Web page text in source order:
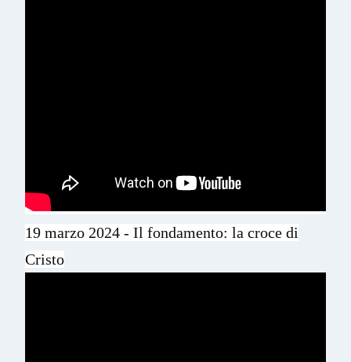
19 marzo 2024 - Il fondamento: la croce di
Cristo